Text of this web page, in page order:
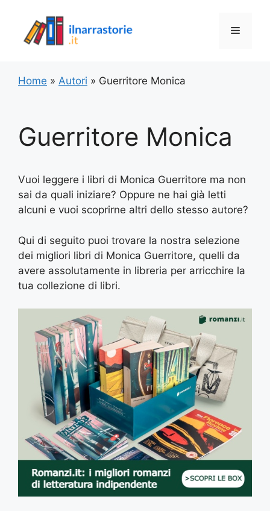
contenuto
Menu
Home » Autori » Guerritore Monica
Guerritore Monica
Vuoi leggere i libri di Monica Guerritore ma non
sai da quali iniziare? Oppure ne hai già letti
alcuni e vuoi scoprirne altri dello stesso autore?
Qui di seguito puoi trovare la nostra selezione
dei migliori libri di Monica Guerritore, quelli da
avere assolutamente in libreria per arricchire la
tua collezione di libri.